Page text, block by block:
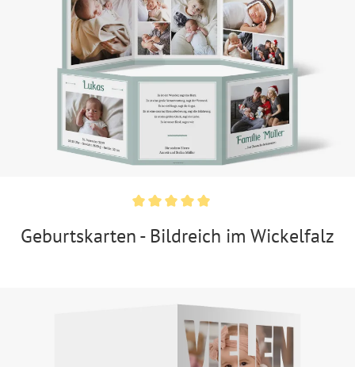
Geburtskarten - Bildreich im Wickelfalz